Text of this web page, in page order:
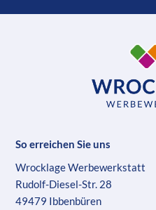
So erreichen Sie uns
Wrocklage Werbewerkstatt
Rudolf-Diesel-Str. 28
49479 Ibbenbüren